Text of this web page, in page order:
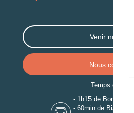
Venir nous voir
Nous contacter
Temps de trajet
- 1h15 de Bordeaux
- 60min de Biarritz